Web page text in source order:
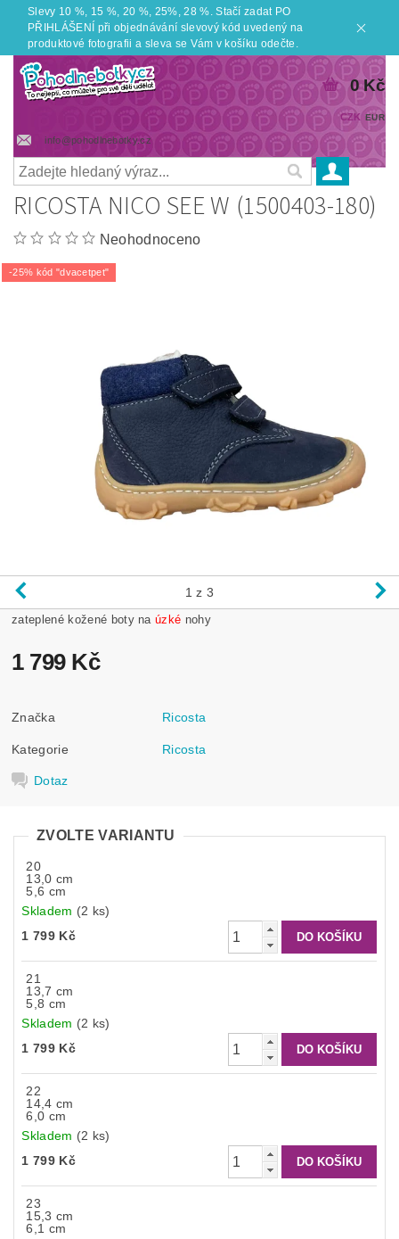
Slevy 10 %, 15 %, 20 %, 25%, 28 %. Stačí zadat PO
PŘIHLÁŠENÍ při objednávání slevový kód uvedený na
produktové fotografii a sleva se Vám v košíku odečte.
info@pohodlnebotky.cz
CZK EUR
0 Kč
RICOSTA NICO SEE W (1500403-180)
Neohodnoceno
-25% kód "dvacetpet"
1 z 3
zateplené kožené boty naúzké nohy
1 799 Kč
Značka Ricosta
Kategorie Ricosta
Dotaz
ZVOLTE VARIANTU
20
13,0 cm
5,6 cm
Skladem (2 ks)
1 799 Kč
21
13,7 cm
5,8 cm
Skladem (2 ks)
1 799 Kč
22
14,4 cm
6,0 cm
Skladem (2 ks)
1 799 Kč
23
15,3 cm
6,1 cm